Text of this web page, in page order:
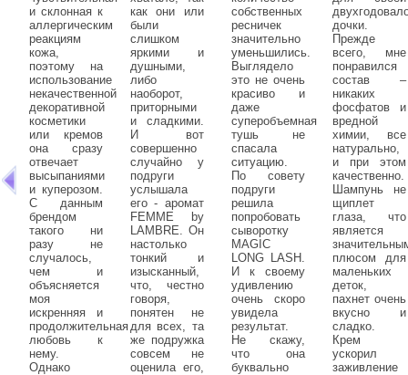
и склонная к
аллергическим
реакциям
кожа,
поэтому на
использование
некачественной
декоративной
косметики
или кремов
она сразу
отвечает
высыпаниями
и куперозом.
С данным
брендом
такого ни
разу не
случалось,
чем и
объясняется
моя
искренняя и
продолжительная
любовь к
нему.
Однако
как они или
были
слишком
яркими и
душными,
либо
наоборот,
приторными
и сладкими.
И вот
совершенно
случайно у
подруги
услышала
его - аромат
FEMME by
LAMBRE. Он
настолько
тонкий и
изысканный,
что, честно
говоря,
понятен не
для всех, та
же подружка
совсем не
оценила его,
собственных
ресничек
значительно
уменьшились.
Выглядело
это не очень
красиво и
даже
суперобъемная
тушь не
спасала
ситуацию.
По совету
подруги
решила
попробовать
сыворотку
MAGIC
LONG LASH.
И к своему
удивлению
очень скоро
увидела
результат.
Не скажу,
что она
буквально
дочки.
Прежде
всего, мне
понравился
состав –
никаких
фосфатов и
вредной
химии, все
натурально,
и при этом
качественно.
Шампунь не
щиплет
глаза, что
является
плюсом для
маленьких
деток,
пахнет очень
вкусно и
сладко.
Крем
ускорил
заживление